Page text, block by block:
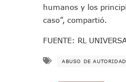
humanos y los
caso”, compartió.
FUENTE: RL
ABUSO DE AUTORIDAD